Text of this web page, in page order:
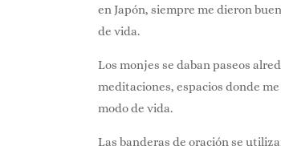
en Japón, siempre me dieron
de vida.
Los monjes se daban paseos
meditaciones, espacios donde
modo de vida.
Las banderas de oración se